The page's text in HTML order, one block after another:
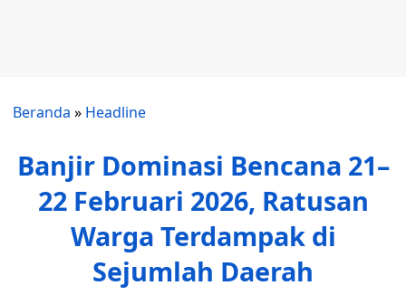
Beranda » Headline
Banjir Dominasi Bencana 21–
22 Februari 2026, Ratusan
Warga Terdampak di
Sejumlah Daerah